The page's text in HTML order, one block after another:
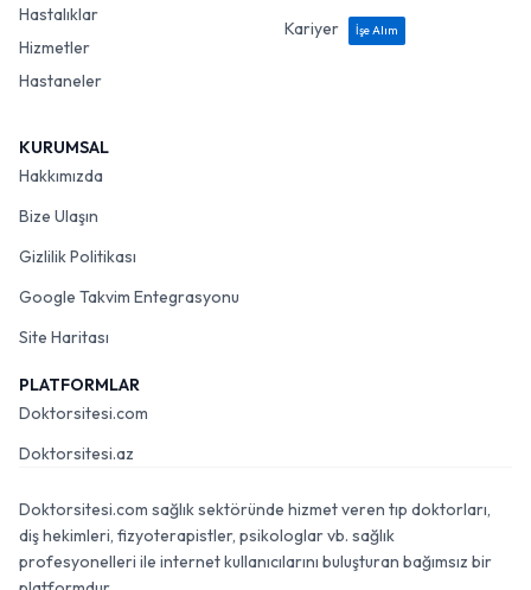
Hastalıklar
Hizmetler
Hastaneler
Kariyer
İşe Alım
KURUMSAL
Hakkımızda
Bize Ulaşın
Gizlilik Politikası
Google Takvim Entegrasyonu
Site Haritası
PLATFORMLAR
Doktorsitesi.com
Doktorsitesi.az
Doktorsitesi.com sağlık sektöründe hizmet veren tıp doktorları,
diş hekimleri, fizyoterapistler, psikologlar vb. sağlık
profesyonelleri ile internet kullanıcılarını buluşturan bağımsız bir